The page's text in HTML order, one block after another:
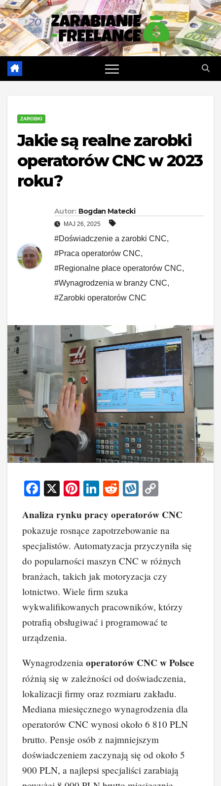
Skip
to
content
ZAROBKI
Jakie są realne zarobki
operatorów CNC w 2023
roku?
Autor: Bogdan Matecki
MAJ 26, 2025
#Doświadczenie a zarobki CNC,
#Praca operatorów CNC,
#Regionalne płace operatorów CNC,
#Wynagrodzenia w branży CNC,
#Zarobki operatorów CNC
F
c
e
b
o
o
k
X
Pi
er
e
st
Li
k
e
dI
n
R
d
di
t
W
o
p
p
y
Li
n
k
Analiza rynku pracy operatorów CNC
pokazuje rosnące zapotrzebowanie na
specjalistów. Automatyzacja przyczyniła się
do popularności maszyn CNC w różnych
branżach, takich jak motoryzacja czy
lotnictwo. Wiele firm szuka
wykwalifikowanych pracowników, którzy
potrafią obsługiwać i programować te
urządzenia.
Wynagrodzenia operatorów CNC w Polsce
różnią się w zależności od doświadczenia,
lokalizacji firmy oraz rozmiaru zakładu.
Mediana miesięcznego wynagrodzenia dla
operatorów CNC wynosi około 6 810 PLN
brutto. Pensje osób z najmniejszym
doświadczeniem zaczynają się od około 5
900 PLN, a najlepsi specjaliści zarabiają